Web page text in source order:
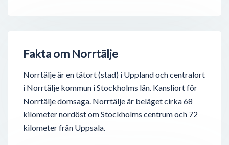
Fakta om Norrtälje
Norrtälje är en tätort (stad) i Uppland och centralort
i Norrtälje kommun i Stockholms län. Kansliort för
Norrtälje domsaga. Norrtälje är beläget cirka 68
kilometer nordöst om Stockholms centrum och 72
kilometer från Uppsala.